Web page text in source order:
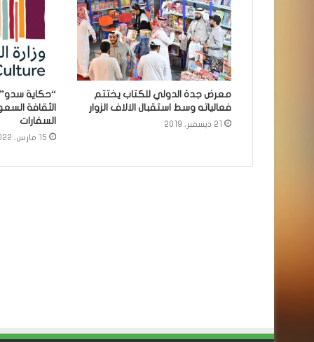
معرض جدة الدولي للكتاب يختتم
فعالياته وسط استقبال الالاف الزوار
21 ديسمبر، 2019
“حكاية
الثقافة
السفارات
15 مارس، 2022